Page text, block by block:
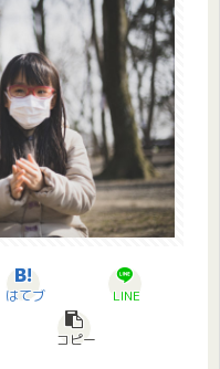
はてブ LINE
コピー